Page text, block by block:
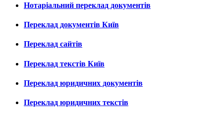
Нотаріальний переклад документів
Переклад документів Київ
Переклад сайтів
Переклад текстів Київ
Переклад юридичних документів
Переклад юридичних текстів